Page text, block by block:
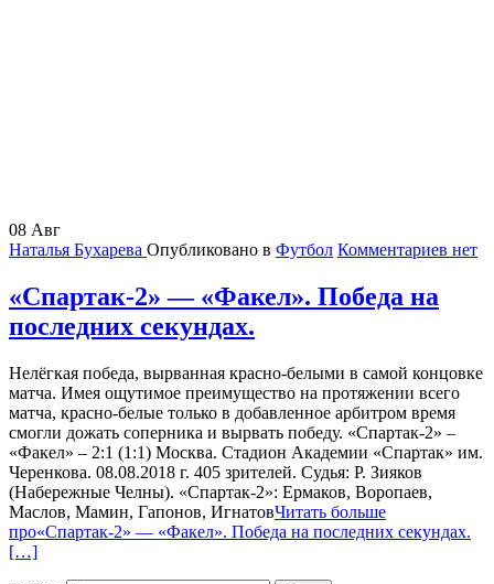
08 Авг
Наталья Бухарева Опубликовано в Футбол Комментариев нет
«Спартак-2» — «Факел». Победа на
последних секундах.
Нелёгкая победа, вырванная красно-белыми в самой концовке
матча. Имея ощутимое преимущество на протяжении всего
матча, красно-белые только в добавленное арбитром время
смогли дожать соперника и вырвать победу. «Спартак-2» –
«Факел» – 2:1 (1:1) Москва. Стадион Академии «Спартак» им.
Черенкова. 08.08.2018 г. 405 зрителей. Судья: Р. Зияков
(Набережные Челны). «Спартак-2»: Ермаков, Воропаев,
Маслов, Мамин, Гапонов, ИгнатовЧитать больше
про«Спартак-2» — «Факел». Победа на последних секундах.
[…]